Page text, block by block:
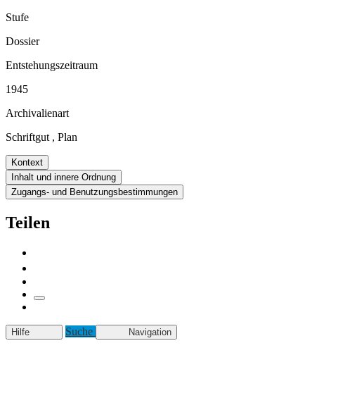
Stufe
Dossier
Entstehungszeitraum
1945
Archivalienart
Schriftgut , Plan
Kontext
Inhalt und innere Ordnung
Zugangs- und Benutzungsbestimmungen
Teilen
Hilfe Suche Navigation